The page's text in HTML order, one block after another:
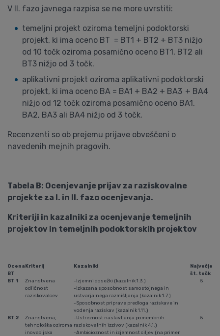
V II. fazo javnega razpisa se ne more uvrstiti:
temeljni projekt oziroma temeljni podoktorski
projekt, ki ima oceno BT = BT1 + BT2 + BT3 nižjo
od 10 točk oziroma posamično oceno BT1, BT2 ali
BT3 nižjo od 3 točk.
aplikativni projekt oziroma aplikativni podoktorski
projekt, ki ima oceno BA = BA1 + BA2 + BA3 + BA4
nižjo od 12 točk oziroma posamično oceno BA1,
BA2, BA3 ali BA4 nižjo od 3 točk.
Recenzenti so ob prejemu prijave obveščeni o
navedenih mejnih pragovih.
Tabela B: Ocenjevanje prijav za raziskovalne
projekte za I. in II. fazo ocenjevanja.
Kriteriji in kazalniki za ocenjevanje temeljnih
projektov in temeljnih podoktorskih projektov
Ocena
BT
Kriterij Kazalniki
Največje
št. točk
BT 1
Znanstvena
odličnost
raziskovalcev
-Izjemni dosežki (kazalnik 1.3.)
-Izkazana sposobnost samostojnega in
ustvarjalnega razmišljanja (kazalnik 1.7.)
-Sposobnost priprave predloga raziskave in
vodenja raziskav (kazalnik 1.11.)
5
BT 2
Znanstvena,
tehnološka oziroma
inovacijska
-Ustreznost naslavljanja pomembnih
raziskovalnih izzivov (kazalnik 4.1.)
-Ambicioznost in izjemnost ciljev (na primer
5